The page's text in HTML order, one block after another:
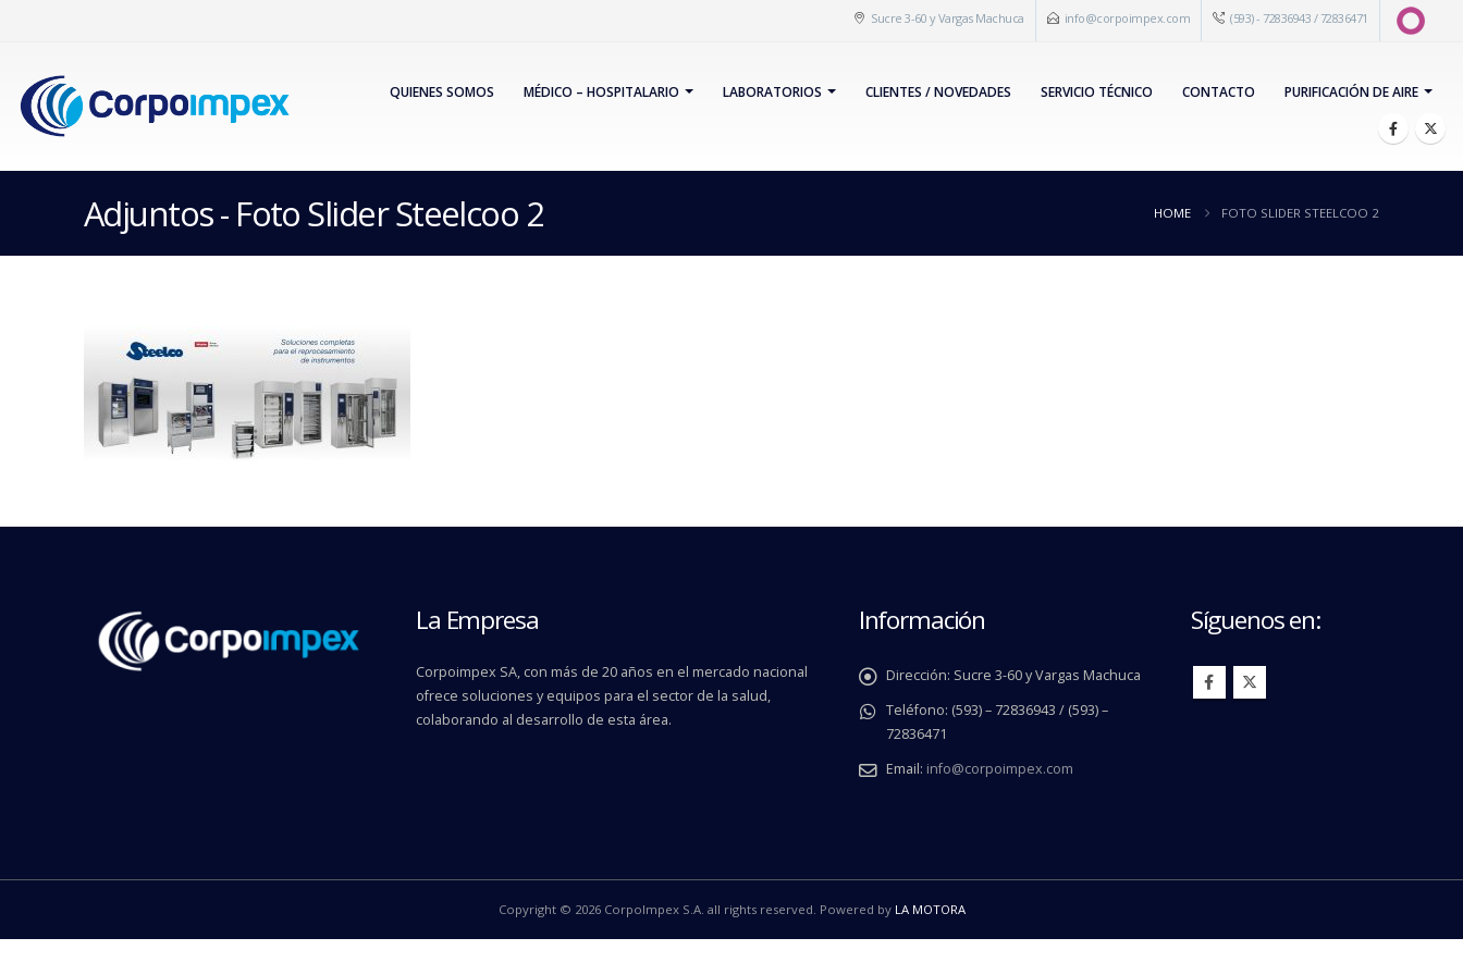
Sucre 3-60 y Vargas Machuca info@corpoimpex.com (593) - 72836943 / 72836471
QUIENES SOMOS MÉDICO – HOSPITALARIO LABORATORIOS CLIENTES / NOVEDADES SERVICIO TÉCNICO CONTACTO PURIFICACIÓN DE AIRE
Adjuntos - Foto Slider Steelcoo 2 HOME FOTO SLIDER STEELCOO 2
La Empresa
Corpoimpex SA, con más de 20 años en el mercado nacional
ofrece soluciones y equipos para el sector de la salud,
colaborando al desarrollo de esta área.
Información
Dirección: Sucre 3-60 y Vargas Machuca
Teléfono: (593) – 72836943 / (593) –
72836471
Email: info@corpoimpex.com
Síguenos en:
Copyright © 2026 CorpoImpex S.A. all rights reserved. Powered by LA MOTORA